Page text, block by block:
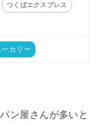
つくばエクスプレス
ーカリー
ン屋さんが多いと